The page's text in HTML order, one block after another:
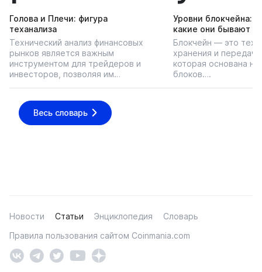
Голова и Плечи: фигура
теханализа
Технический анализ финансовых
рынков является важным
инструментом для трейдеров и
инвесторов, позволяя им…
Уровни блокчейна:
какие они бывают
Блокчейн — это
хранения и
которая основана
блоков….
Весь словарь
Новости Статьи Энциклопедия
Словарь
Правила пользования сайтом Coinmania.com